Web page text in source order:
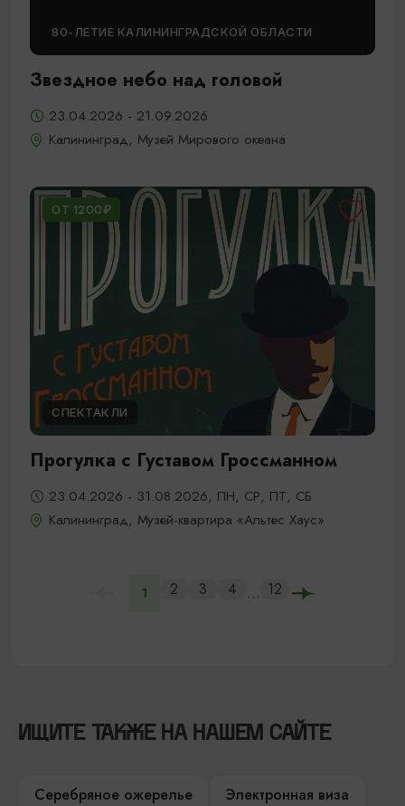
80-ЛЕТИЕ КАЛИНИНГРАДСКОЙ ОБЛАСТИ
Звездное небо над головой
23.04.2026 - 21.09.2026
Калининград, Музей Мирового океана
ОТ 1200₽
СПЕКТАКЛИ
Прогулка с Густавом Гроссманном
23.04.2026 - 31.08.2026, ПН, СР, ПТ, СБ
Калининград, Музей-квартира «Альтес Хаус»
1 2 3 4 ... 12
ИЩИТЕ ТАКЖЕ НА НАШЕМ САЙТЕ
Серебряное ожерелье
Электронная виза